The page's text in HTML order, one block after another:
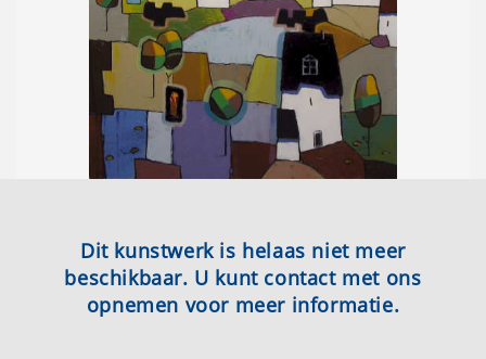
Dit kunstwerk is helaas niet meer
beschikbaar. U kunt contact met ons
opnemen voor meer informatie.